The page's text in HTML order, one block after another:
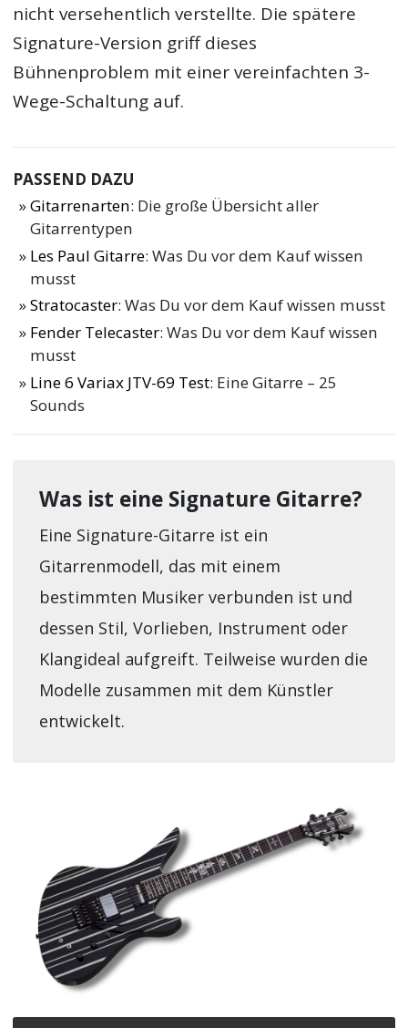
nicht versehentlich verstellte. Die spätere
Signature-Version griff dieses
Bühnenproblem mit einer vereinfachten 3-
Wege-Schaltung auf.
PASSEND DAZU
Gitarrenarten: Die große Übersicht aller
Gitarrentypen
Les Paul Gitarre: Was Du vor dem Kauf wissen
musst
Stratocaster: Was Du vor dem Kauf wissen musst
Fender Telecaster: Was Du vor dem Kauf wissen
musst
Line 6 Variax JTV-69 Test: Eine Gitarre – 25
Sounds
Was ist eine Signature Gitarre?
Eine Signature-Gitarre ist ein
Gitarrenmodell, das mit einem
bestimmten Musiker verbunden ist und
dessen Stil, Vorlieben, Instrument oder
Klangideal aufgreift. Teilweise wurden die
Modelle zusammen mit dem Künstler
entwickelt.